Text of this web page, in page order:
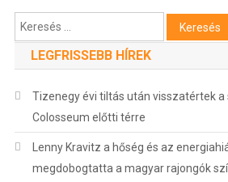
Keresés:
LEGFRISSEBB HÍREK
Tizenegy évi tiltás után visszatértek a
Colosseum előtti térre
Lenny Kravitz a hőség és az
megdobogtatta a magyar rajongók